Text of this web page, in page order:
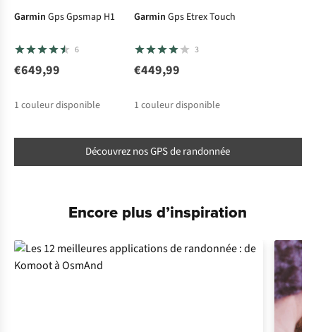
Garmin Gps Gpsmap H1
6
€649,99
1 couleur disponible
Garmin Gps Etrex Touch
3
€449,99
1 couleur disponible
Découvrez nos GPS de randonnée
Encore plus d’inspiration